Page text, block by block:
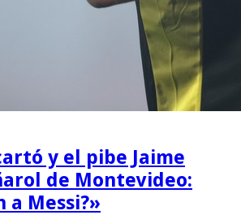
y el pibe Jaime
de Montevideo:
a Messi?»